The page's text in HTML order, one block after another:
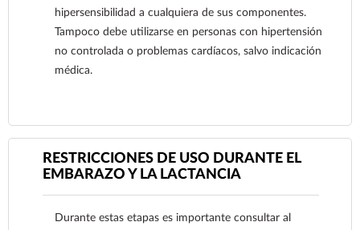
hipersensibilidad a cualquiera de sus componentes.
Tampoco debe utilizarse en personas con hipertensión
no controlada o problemas cardíacos, salvo indicación
médica.
Ver más
RESTRICCIONES DE USO DURANTE EL
EMBARAZO Y LA LACTANCIA
Durante estas etapas es importante consultar al